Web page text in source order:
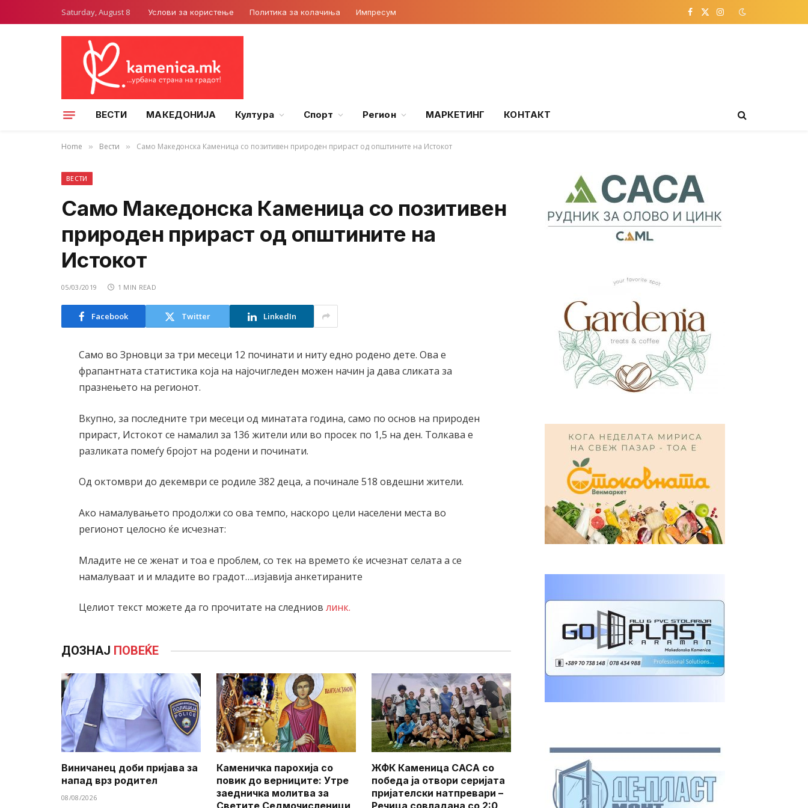
Saturday, August 8 Услови за користење Политика за колачиња Импресум Facebook
X
Instagram
ВЕСТИ МАКЕДОНИЈА Култура Спорт Регион МАРКЕТИНГ КОНТАКТ
Home » Вести » Само Македонска Каменица со позитивен природен прираст од општините на Истокот
ВЕСТИ
Само Македонска Каменица со позитивен
природен прираст од општините на
Истокот
05/03/2019 1 MIN READ
Facebook Twitter LinkedIn
Само во Зрновци за три месеци 12 починати и ниту едно родено дете. Ова е
фрапантната статистика која на најочигледен можен начин ја дава сликата за
празнењето на регионот.
Вкупно, за последните три месеци од минатата година, само по основ на природен
прираст, Истокот се намалил за 136 жители или во просек по 1,5 на ден. Толкава е
разликата помеѓу бројот на родени и починати.
Од октомври до декември се родиле 382 деца, а починале 518 овдешни жители.
Ако намалувањето продолжи со ова темпо, наскоро цели населени места во
регионот целосно ќе исчезнат:
Младите не се женат и тоа е проблем, со тек на времето ќе исчезнат селата а се
намалуваат и и младите во градот….изјавија анкетираните
Целиот текст можете да го прочитате на следниовлинк.
ДОЗНАЈ ПОВЕЌЕ
Виничанец доби пријава за
напад врз родител
08/08/2026
Каменичка парохија со
повик до верниците: Утре
заедничка молитва за
Светите Седмочисленици
ЖФК Каменица САСА со
победа ја отвори серијата
пријателски натпревари –
Речица совладана со 2:0